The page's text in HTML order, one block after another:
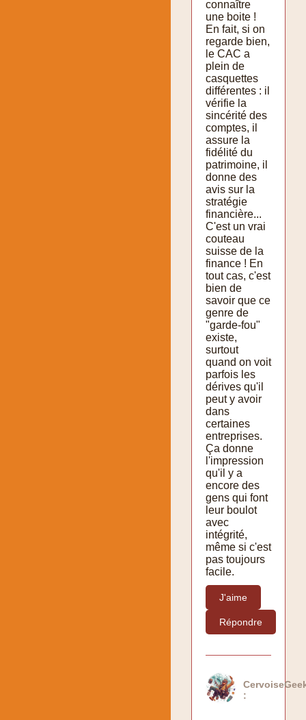
connaître
une boite !
En fait, si on
regarde bien,
le CAC a
plein de
casquettes
différentes : il
vérifie la
sincérité des
comptes, il
assure la
fidélité du
patrimoine, il
donne des
avis sur la
stratégie
financière...
C'est un vrai
couteau
suisse de la
finance ! En
tout cas, c'est
bien de
savoir que ce
genre de
"garde-fou"
existe,
surtout
quand on voit
parfois les
dérives qu'il
peut y avoir
dans
certaines
entreprises.
Ça donne
l'impression
qu'il y a
encore des
gens qui font
leur boulot
avec
intégrité,
même si c'est
pas toujours
facile.
J'aime
Répondre
: